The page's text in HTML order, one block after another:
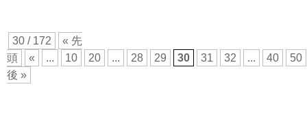
30 / 172
« 先
頭
« ... 10 20 ... 28 29 30 31 32 ... 40
50
後 »